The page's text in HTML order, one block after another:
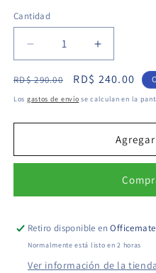
Cantidad
Cantidad
Reducir
cantidad
para
Notas
Note
3M
4
Pastel
Aumentar
cantidad
para
Notas
Note
3M
4
Pastel
Precio
habitual
RD$ 290.00
Precio
de
RD$ 240.00
Los gastos de envío se calculan en la
Retiro disponible en
Normalmente está listo en 2 horas
Ver información de la tienda